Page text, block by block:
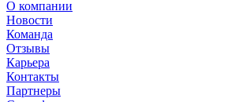
О компании
Новости
Команда
Отзывы
Карьера
Контакты
Партнеры